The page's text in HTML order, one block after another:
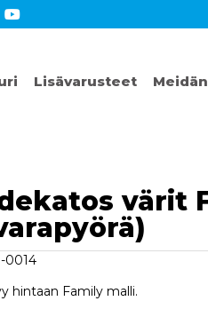
Lisävarusteet
värit
0014
hintaan Family malli.